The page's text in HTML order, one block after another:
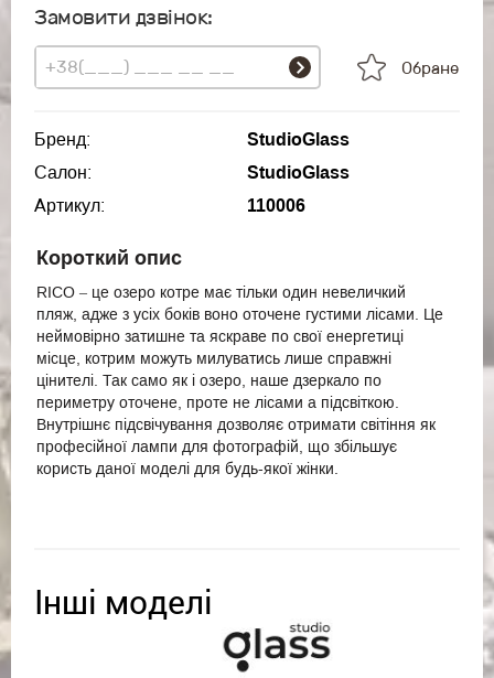
Замовити дзвінок:
Обране
Бренд:
StudioGlass
Салон:
StudioGlass
Артикул:
110006
Короткий опис
RICO – це озеро котре має тільки один невеличкий
пляж, адже з усіх боків воно оточене густими лісами. Це
неймовірно затишне та яскраве по свої енергетиці
місце, котрим можуть милуватись лише справжні
цінителі. Так само як і озеро, наше дзеркало по
периметру оточене, проте не лісами а підсвіткою.
Внутрішнє підсвічування дозволяє отримати світіння як
професійної лампи для фотографій, що збільшує
користь даної моделі для будь-якої жінки.
Інші моделі